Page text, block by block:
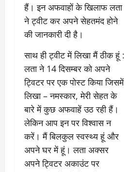
हैं। इन अफवाहों के खिलाफ लता
ने ट्वीट कर अपने सेहतमंद होने
की जानकारी दी है।
साथ ही ट्वीट में लिखा मैं ठीक हूं :
लता ने 14 दिसम्बर को अपने
ट्विटर पर एक पोस्ट किया जिसमें
लिखा – नमस्कार, मेरी सेहत के
बारे में कुछ अफवाहें उठ रही हैं।
लेकिन आप इन पर विश्वास न
करें। मैं बिलकुल स्वस्थ्य हूं और
अपने घर में हूं। लता अक्सर
अपने ट्विटर अकाउंट पर